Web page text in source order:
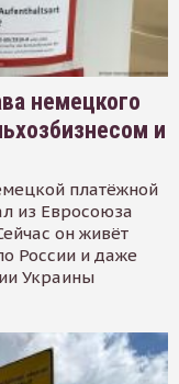
немецкого
и
платёжной
из Евросоюза
он живёт
России и даже
Украины